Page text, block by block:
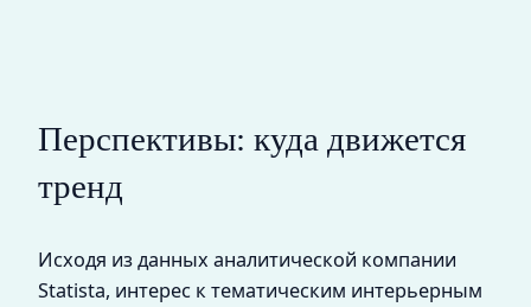
Перспективы: куда движется
тренд
Исходя из данных аналитической компании
Statista, интерес к тематическим интерьерным